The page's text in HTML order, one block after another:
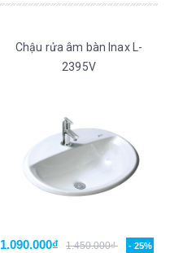
Chậu rửa âm bàn Inax L-
2395V
1.090.000₫ 1.450.000₫ - 25%